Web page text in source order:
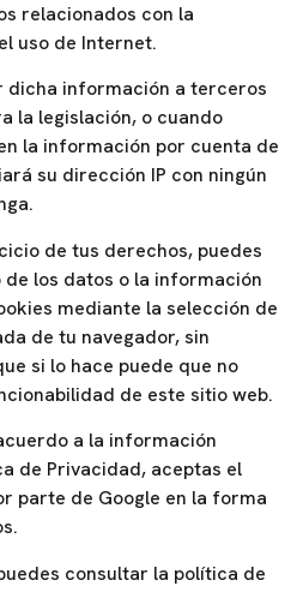
relacionados con la
uso de Internet.
dicha información a terceros
la legislación, o cuando
la información por cuenta de
su dirección IP con ningún
de tus derechos, puedes
los datos o la información
mediante la selección de
de tu navegador, sin
si lo hace puede que no
de este sitio web.
a la información
de Privacidad, aceptas el
parte de Google en la forma
consultar la política de